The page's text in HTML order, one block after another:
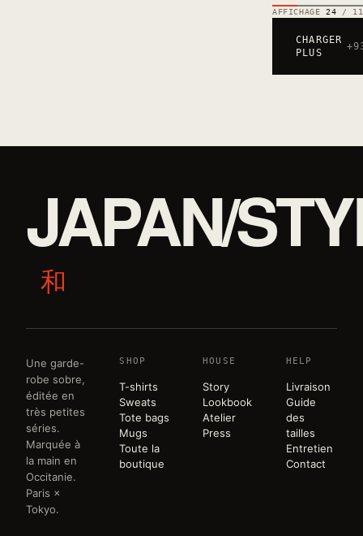
AFFICHAGE 24 /
CHARGER
PLUS
JAPAN/
和
Une garde-
robe sobre,
éditée en
très petites
séries.
Marquée à
la main en
Occitanie.
Paris ×
Tokyo.
SHOP
T-shirts
Sweats
Tote bags
Mugs
Toute la
boutique
HOUSE
Story
Lookbook
Atelier
Press
HELP
Livraison
Guide
des
tailles
Entretien
Contact